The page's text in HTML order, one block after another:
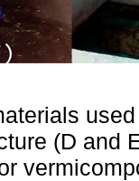
(D and